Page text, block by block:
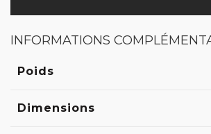
INFORMATIONS
Poids
Dimensions